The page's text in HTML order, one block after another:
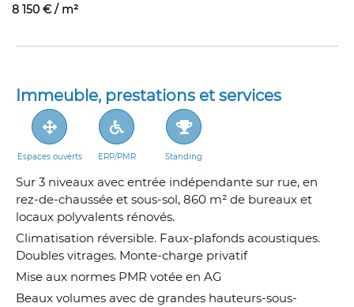
8 150 € / m²
Immeuble, prestations et services
Espaces ouverts ERP/PMR Standing
Sur 3 niveaux avec entrée indépendante sur rue, en
rez-de-chaussée et sous-sol, 860 m² de bureaux et
locaux polyvalents rénovés.
Climatisation réversible. Faux-plafonds acoustiques.
Doubles vitrages. Monte-charge privatif
Mise aux normes PMR votée en AG
Beaux volumes avec de grandes hauteurs-sous-